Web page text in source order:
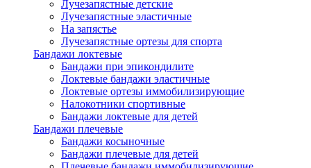
Лучезапястные детские
Лучезапястные эластичные
На запястье
Лучезапястные ортезы для спорта
Бандажи локтевые
Бандажи при эпикондилите
Локтевые бандажи эластичные
Локтевые ортезы иммобилизирующие
Налокотники спортивные
Бандажи локтевые для детей
Бандажи плечевые
Бандажи косыночные
Бандажи плечевые для детей